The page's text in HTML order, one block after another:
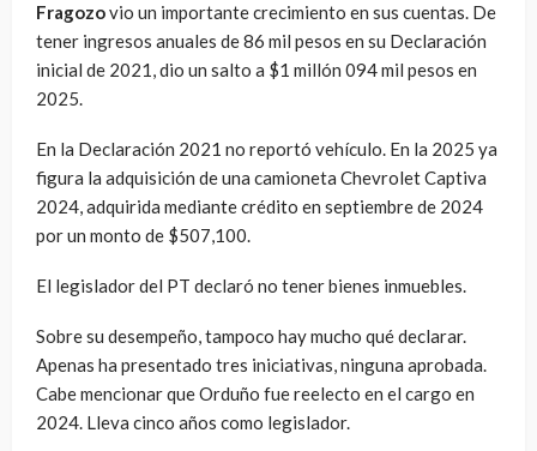
Fragozovio un importante crecimiento en sus cuentas. De
tener ingresos anuales de 86 mil pesos en su Declaración
inicial de 2021, dio un salto a $1 millón 094 mil pesos en
2025.
En la Declaración 2021 no reportó vehículo. En la 2025 ya
figura la adquisición de una camioneta Chevrolet Captiva
2024, adquirida mediante crédito en septiembre de 2024
por un monto de $507,100.
El legislador del PT declaró no tener bienes inmuebles.
Sobre su desempeño, tampoco hay mucho qué declarar.
Apenas ha presentado tres iniciativas, ninguna aprobada.
Cabe mencionar que Orduño fue reelecto en el cargo en
2024. Lleva cinco años como legislador.